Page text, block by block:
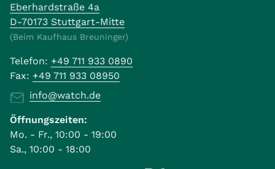
Eberhardstraße 4a
D-70173 Stuttgart-Mitte
(Beim Kaufhaus Breuninger)
Telefon: +49 711 933 0890
Fax: +49 711 933 08950
info@watch.de
Öffnungszeiten:
Mo. - Fr., 10:00 - 19:00
Sa., 10:00 - 18:00